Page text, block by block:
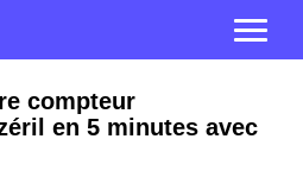
compteur
en 5 minutes avec